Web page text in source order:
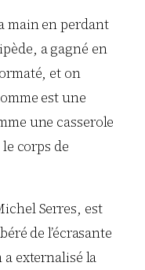
main en perdant
a gagné en
et on
est une
une casserole
corps de
Serres, est
de l’écrasante
externalisé la